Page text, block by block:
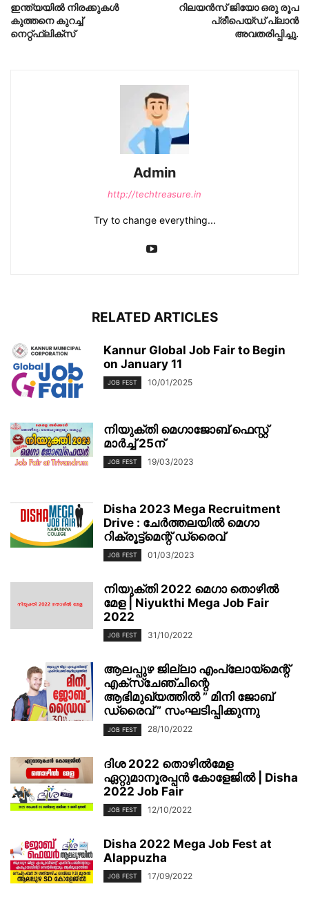
ഇന്ത്യയിൽ നിരക്കുകൾ
കുത്തനെ കുറച്ച്
നെറ്റ്ഫ്ലിക്സ്
റിലയൻസ് ജിയോ ഒരു രൂപ
പ്രീപെയ്ഡ് പ്ലാൻ
അവതരിപ്പിച്ചു.
Admin
http://techtreasure.in
Try to change everything...
RELATED ARTICLES
Kannur Global Job Fair to Begin
on January 11
JOB FEST 10/01/2025
നിയുക്തി മെഗാജോബ് ഫെസ്റ്റ്
മാര്‍ച്ച് 25ന്
JOB FEST 19/03/2023
Disha 2023 Mega Recruitment
Drive : ചേര്‍ത്തലയില്‍ മെഗാ
റിക്രൂട്ട്മെന്റ് ഡ്രൈവ്
JOB FEST 01/03/2023
നിയുക്തി 2022 മെഗാ തൊഴിൽ
മേള | Niyukthi Mega Job Fair
2022
JOB FEST 31/10/2022
ആലപ്പുഴ ജില്ലാ എംപ്ലോയ്‌മെന്റ്
എക്സ്ചേഞ്ചിന്റെ
ആഭിമുഖ്യത്തിൽ ” മിനി ജോബ്
ഡ്രൈവ് ” സംഘടിപ്പിക്കുന്നു
JOB FEST 28/10/2022
ദിശ 2022 തൊഴിൽമേള
ഏറ്റുമാനൂരപ്പൻ കോളേജിൽ | Disha
2022 Job Fair
JOB FEST 12/10/2022
Disha 2022 Mega Job Fest at
Alappuzha
JOB FEST 17/09/2022